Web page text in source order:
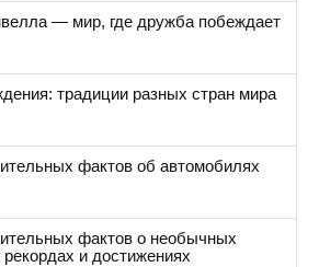
— мир, где дружба побеждает
традиции разных стран мира
фактов об автомобилях
фактов о необычных
и достижениях